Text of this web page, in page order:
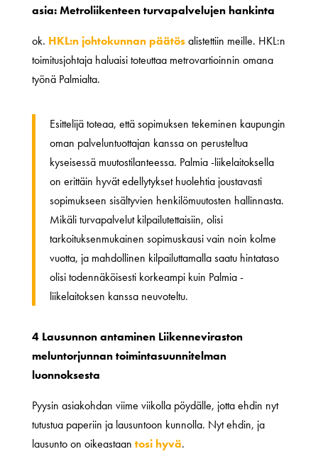
asia: Metroliikenteen turvapalvelujen hankinta
ok. HKL:n johtokunnan päätösalistettiin meille. HKL:n
toimitusjohtaja haluaisi toteuttaa metrovartioinnin omana
työnä Palmialta.
Esittelijä toteaa, että sopimuksen tekeminen kaupungin
oman palveluntuottajan kanssa on perusteltua
kyseisessä muutostilanteessa. Palmia -liikelaitoksella
on erittäin hyvät edellytykset huolehtia joustavasti
sopimukseen sisältyvien henkilömuutosten hallinnasta.
Mikäli turvapalvelut kilpailutettaisiin, olisi
tarkoituksenmukainen sopimuskausi vain noin kolme
vuotta, ja mahdollinen kilpailuttamalla saatu hintataso
olisi todennäköisesti korkeampi kuin Palmia -
liikelaitoksen kanssa neuvoteltu.
4 Lausunnon antaminen Liikenneviraston
meluntorjunnan toimintasuunnitelman
luonnoksesta
Pyysin asiakohdan viime viikolla pöydälle, jotta ehdin nyt
tutustua paperiin ja lausuntoon kunnolla. Nyt ehdin, ja
lausunto on oikeastaan tosi hyvä.